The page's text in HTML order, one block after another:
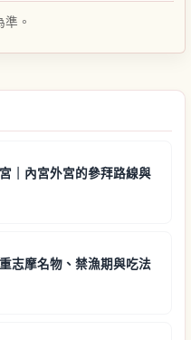
。
｜內宮外宮的參拜路線與
志摩名物、禁漁期與吃法